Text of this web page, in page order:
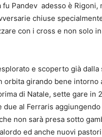
Pandev adesso è
chiuse
con i cross e non solo
e scoperto già dalla
orbita girando bene
di Natale, sette gare in
due al Ferraris
non sarà presa sotto
ed anche nuovi